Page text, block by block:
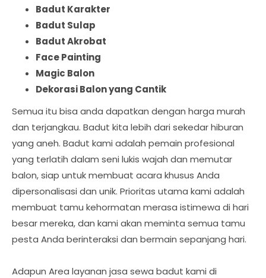
Badut Karakter
Badut Sulap
Badut Akrobat
Face Painting
Magic Balon
Dekorasi Balon yang Cantik
Semua itu bisa anda dapatkan dengan harga murah
dan terjangkau. Badut kita lebih dari sekedar hiburan
yang aneh. Badut kami adalah pemain profesional
yang terlatih dalam seni lukis wajah dan memutar
balon, siap untuk membuat acara khusus Anda
dipersonalisasi dan unik. Prioritas utama kami adalah
membuat tamu kehormatan merasa istimewa di hari
besar mereka, dan kami akan meminta semua tamu
pesta Anda berinteraksi dan bermain sepanjang hari.
Adapun Area layanan jasa sewa badut kami di